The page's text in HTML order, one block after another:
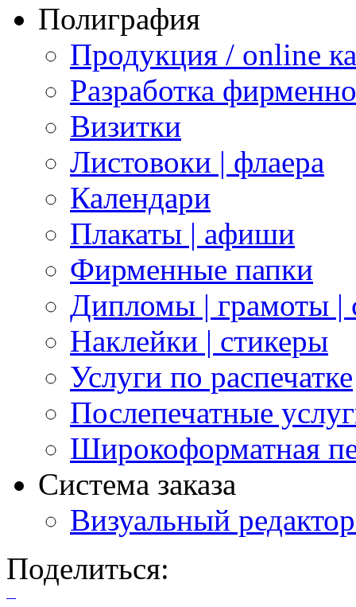
Полиграфия
Продукция / online
Разработка
Визитки
Листовоки | флаера
Календари
Плакаты | афиши
Фирменные папки
Дипломы | грамоты |
Наклейки | стикеры
Услуги по распечатке
Послепечатные
Широкоформатная
Система заказа
Визуальный
Поделиться: